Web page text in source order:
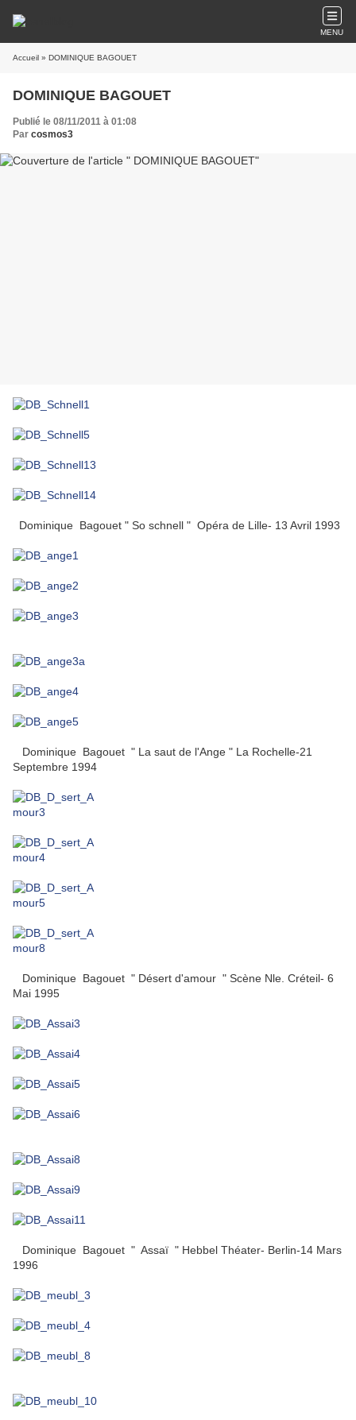
MENU
Accueil » DOMINIQUE BAGOUET
DOMINIQUE BAGOUET
Publié le 08/11/2011 à 01:08
Par cosmos3
Dominique Bagouet " So schnell " Opéra de Lille- 13 Avril 1993
Dominique Bagouet " La saut de l'Ange " La Rochelle-21
Septembre 1994
Dominique Bagouet " Désert d'amour " Scène Nle. Créteil- 6
Mai 1995
Dominique Bagouet " Assaï " Hebbel Théater- Berlin-14 Mars
1996